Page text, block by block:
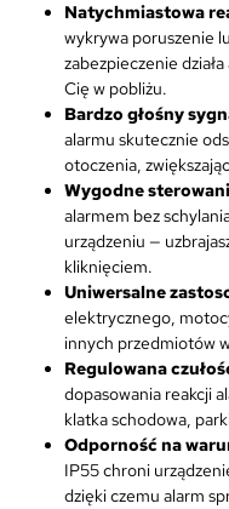
Natychmiastowa
wykrywa poruszenie
zabezpieczenie
Cię w pobliżu.
Bardzo głośny
alarmu skutecznie
otoczenia,
Wygodne
alarmem bez
urządzeniu —
kliknięciem.
Uniwersalne
elektrycznego,
innych przedmiotów
Regulowana
dopasowania reakcji
klatka schodowa,
Odporność na
IP55 chroni
dzięki czemu alarm